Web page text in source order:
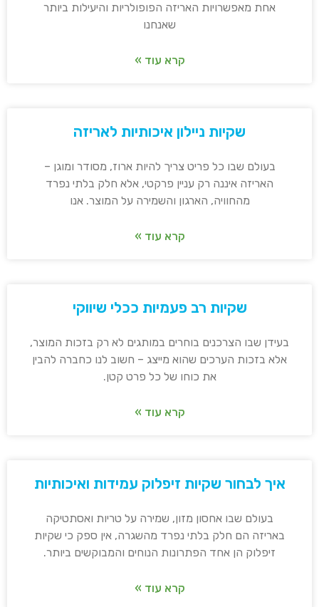
אחת מאפשרויות האריזה הפופולריות והיעילות ביותר
שאנחנו
קרא עוד »
שקיות ניילון איכותיות לאריזה
בעולם שבו כל פריט צריך להיות ארוז, מסודר ומוגן –
האריזה איננה רק עניין פרקטי, אלא חלק בלתי נפרד
מהחוויה, הארגון והשמירה על המוצר. אנו
קרא עוד »
שקיות רב פעמיות ככלי שיווקי
בעידן שבו הצרכנים בוחרים במותגים לא רק בזכות המוצר,
אלא בזכות הערכים שהוא מייצג – חשוב לנו כחברה להבין
את כוחו של כל פרט קטן.
קרא עוד »
איך לבחור שקיות זיפלוק עמידות ואיכותיות
בעולם שבו אחסון מזון, שמירה על טריות ואסתטיקה
באריזה הם חלק בלתי נפרד מהשגרה, אין ספק כי שקיות
זיפלוק הן אחד הפתרונות הנוחים והמבוקשים ביותר.
קרא עוד »